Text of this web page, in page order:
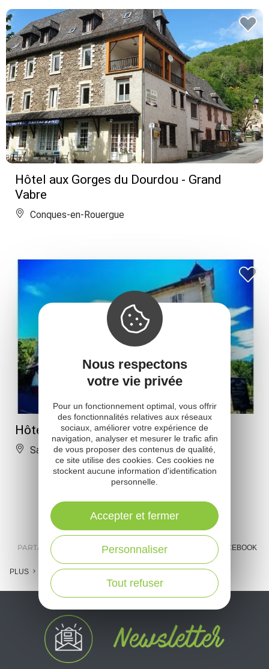
Hôtel aux Gorges du Dourdou - Grand
Vabre
Conques-en-Rouergue
Hôtel du Pont
Saint-Parthem
PARTAGER : E-MAIL MESSENGER FACEBOOK
PLUS
Nous respectons
votre vie privée
Pour un fonctionnement optimal, vous offrir
des fonctionnalités relatives aux réseaux
sociaux, améliorer votre expérience de
navigation, analyser et mesurer le trafic afin
de vous proposer des contenus de qualité,
ce site utilise des cookies. Ces cookies ne
stockent aucune information d'identification
personnelle.
Tout refuser
Personnaliser
Accepter et fermer